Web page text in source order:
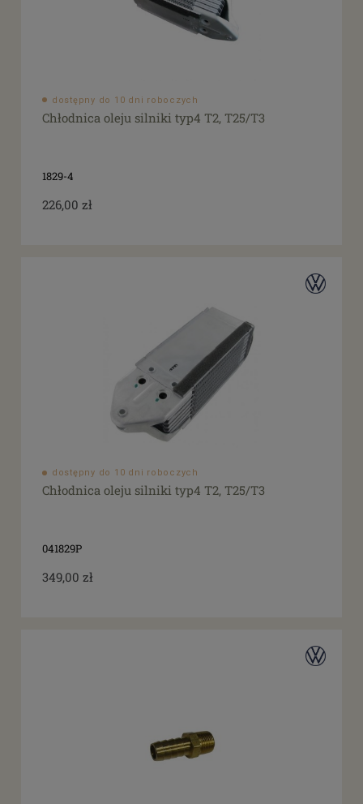
dostępny do 10 dni roboczych
Chłodnica oleju silniki typ4 T2, T25/T3
1829-4
226,00 zł
dostępny do 10 dni roboczych
Chłodnica oleju silniki typ4 T2, T25/T3
041829P
349,00 zł